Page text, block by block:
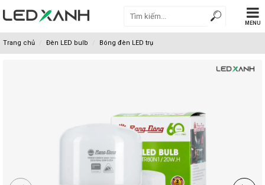
MENU
Trang chủ Đèn LED bulb Bóng đèn LED trụ